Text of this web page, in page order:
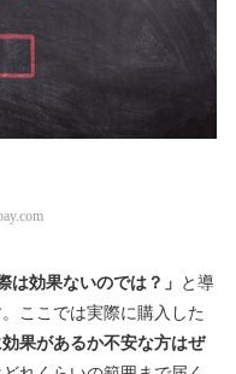
は効果ないのでは？」 と導
ここでは実際に購入した
果があるか不安な方はぜ